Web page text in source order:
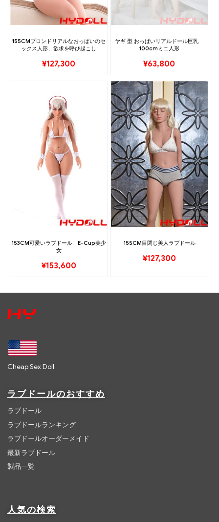
155CMブロンドリアルなおっぱいのセ
ックス人形、欲求を呼び起こし
¥127,300
ヤギ 型 おっぱいリアルドール巨乳
100cmミニ人形
¥63,800
153CM可愛いラブドール E-Cup美少
女
¥153,600
155CM目閉じ美人ラブドール
¥127,300
Cheap Sex Doll
ラブドールのおすすめ
ラブドール
ラブドールランキング
ラブドールオーダーメイド
最新ラブドール
製品一覧
人気の検索